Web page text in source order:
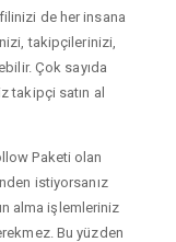
de her insana
takipçilerinizi,
Çok sayıda
takipçi satın al
Paketi olan
istiyorsanız
alma işlemleriniz
Bu yüzden